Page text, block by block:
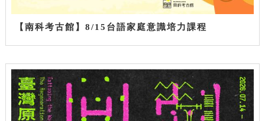
【南科考古館】8/15台語家庭意識培力課程